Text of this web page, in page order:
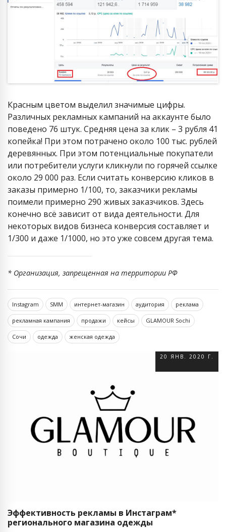
Красным цветом выделил значимые цифры.
Различных рекламных кампаний на аккаунте было
поведено 76 штук. Средняя цена за клик – 3 рубля 41
копейка! При этом потрачено около 100 тыс. рублей
деревянных. При этом потенциальные покупатели
или потребители услуги кликнули по горячей ссылке
около 29 000 раз. Если считать конверсию кликов в
заказы примерно 1/100, то, заказчики рекламы
поимели примерно 290 живых заказчиков. Здесь
конечно всё зависит от вида деятельности. Для
некоторых видов бизнеса конверсия составляет и
1/300 и даже 1/1000, но это уже совсем другая тема.
* Организация, запрещенная на территории РФ
Instagram SMM интернет-магазин аудитория реклама
рекламная кампания продажи кейсы GLAMOUR Sochi
Сочи одежда женская одежда
20 ЯНВ. 2020 Г.
Эффективность рекламы в Инстаграм*
регионального магазина одежды